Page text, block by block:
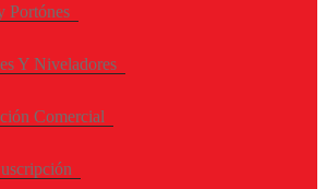
Portónes
Y Niveladores
Comercial